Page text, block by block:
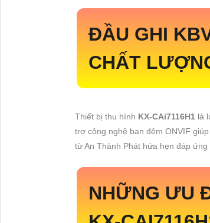
ĐẦU GHI
CHẤT
Thiết bị thu hình KX-CAi7116H1 là
trợ công nghệ ban đêm ONVIF
từ An Thành Phát hứa hẹn đáp
NHỮNG ƯU